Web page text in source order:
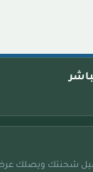
شحنتك ويصلك